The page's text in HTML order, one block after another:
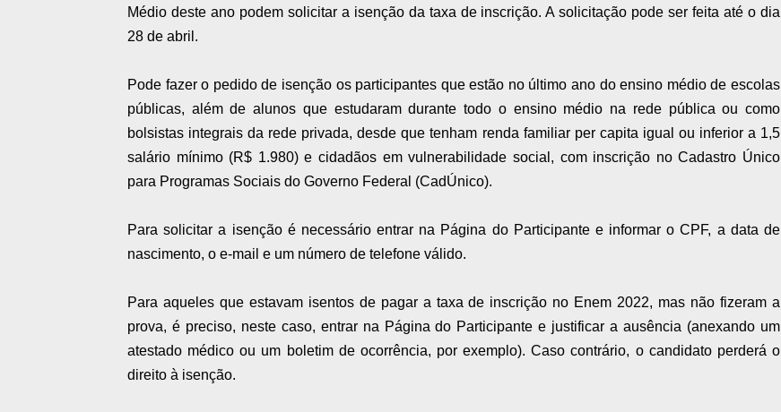
Médio deste ano podem solicitar a isenção da taxa de inscrição. A solicitação pode ser feita até o dia
28 de abril.
Pode fazer o pedido de isenção os participantes que estão no último ano do ensino médio de escolas
públicas, além de alunos que estudaram durante todo o ensino médio na rede pública ou como
bolsistas integrais da rede privada, desde que tenham renda familiar per capita igual ou inferior a 1,5
salário mínimo (R$ 1.980) e cidadãos em vulnerabilidade social, com inscrição no Cadastro Único
para Programas Sociais do Governo Federal (CadÚnico).
Para solicitar a isenção é necessário entrar na Página do Participante e informar o CPF, a data de
nascimento, o e-mail e um número de telefone válido.
Para aqueles que estavam isentos de pagar a taxa de inscrição no Enem 2022, mas não fizeram a
prova, é preciso, neste caso, entrar na Página do Participante e justificar a ausência (anexando um
atestado médico ou um boletim de ocorrência, por exemplo). Caso contrário, o candidato perderá o
direito à isenção.